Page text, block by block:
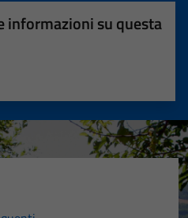
informazioni su questa
su 5
5